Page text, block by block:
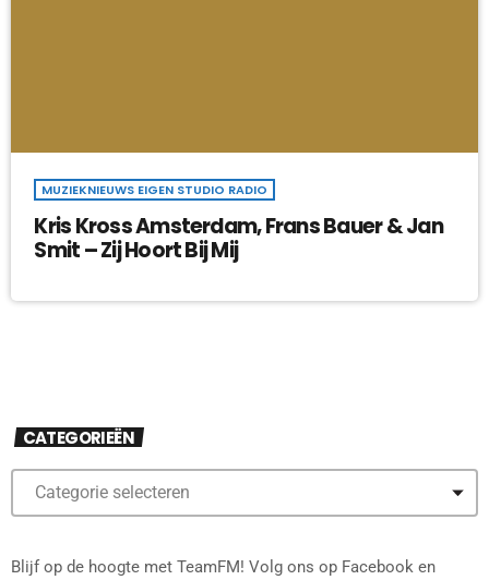
MUZIEKNIEUWS EIGEN STUDIO RADIO
Kris Kross Amsterdam, Frans Bauer & Jan
Smit – Zij Hoort Bij Mij
CATEGORIEËN
Blijf op de hoogte met TeamFM! Volg ons op Facebook en